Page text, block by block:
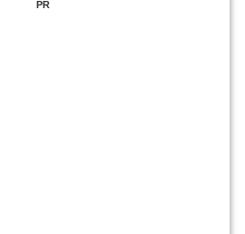
PR